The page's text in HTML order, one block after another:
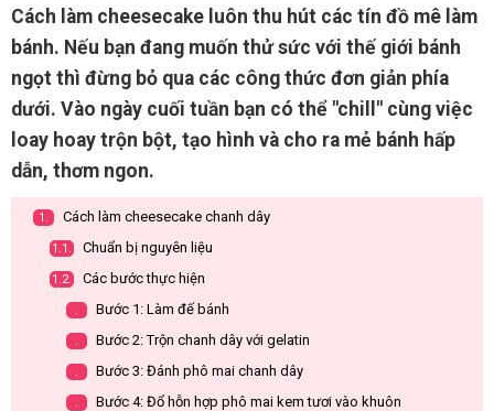
Cách làm cheesecake luôn thu hút các tín đồ mê làm
bánh. Nếu bạn đang muốn thử sức với thế giới bánh
ngọt thì đừng bỏ qua các công thức đơn giản phía
dưới. Vào ngày cuối tuần bạn có thể "chill" cùng việc
loay hoay trộn bột, tạo hình và cho ra mẻ bánh hấp
dẫn, thơm ngon.
1. Cách làm cheesecake chanh dây
1.1. Chuẩn bị nguyên liệu
1.2. Các bước thực hiện
. Bước 1: Làm đế bánh
. Bước 2: Trộn chanh dây với gelatin
. Bước 3: Đánh phô mai chanh dây
. Bước 4: Đổ hỗn hợp phô mai kem tươi vào khuôn